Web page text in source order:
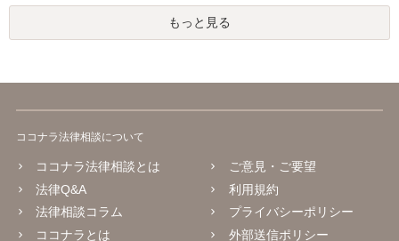
もっと見る
ココナラ法律相談について
ココナラ法律相談とは
法律Q&A
法律相談コラム
ココナラとは
ご意見・ご要望
利用規約
プライバシーポリシー
外部送信ポリシー